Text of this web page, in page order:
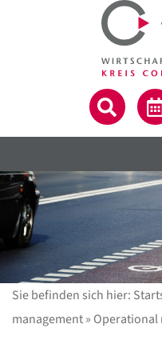
Sie befinden sich hier:
management»